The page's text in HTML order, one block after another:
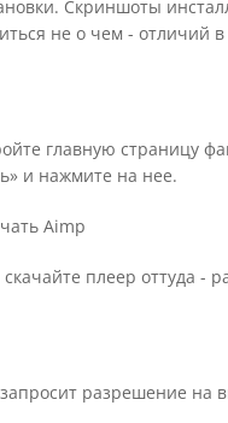
Скриншоты
не о чем - отличий
главную страницу
и нажмите на нее.
скачайте плеер оттуда -
разрешение на